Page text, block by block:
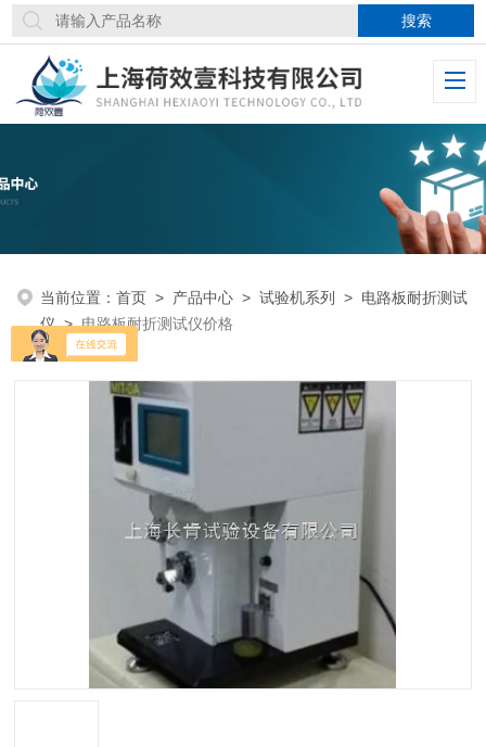
当前位置：首页 > 产品中心 >试验机系列 > 电路板耐折测试
仪>电路板耐折测试仪价格